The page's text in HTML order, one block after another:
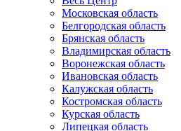
Московская область
Белгородская область
Брянская область
Владимирская область
Воронежская область
Ивановская область
Калужская область
Костромская область
Курская область
Липецкая область